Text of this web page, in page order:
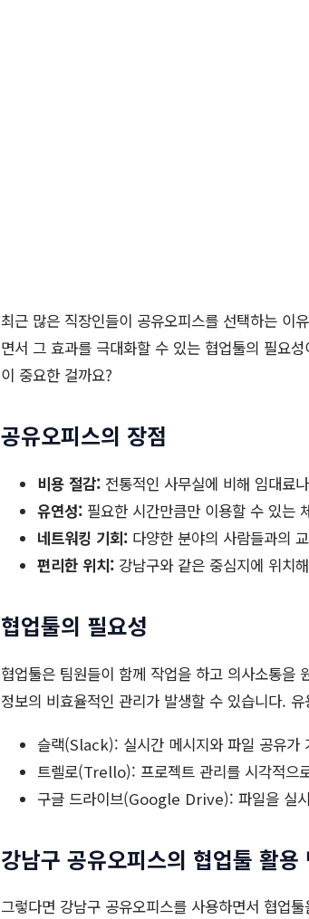
최근 많은 직장인들이 공유오피스를 선택하는 이
면서 그 효과를 극대화할 수 있는 협업툴의 필요
이 중요한 걸까요?
공유오피스의 장점
비용 절감: 전통적인 사무실에 비해 임대료
유연성: 필요한 시간만큼만 이용할 수 있는
네트워킹 기회: 다양한 분야의 사람들과의
편리한 위치: 강남구와 같은 중심지에 위치
협업툴의 필요성
협업툴은 팀원들이 함께 작업을 하고 의사소통을
정보의 비효율적인 관리가 발생할 수 있습니다.
슬랙(Slack): 실시간 메시지와 파일 공유가
트렐로(Trello): 프로젝트 관리를 시각적으
구글 드라이브(Google Drive): 파일을 실
강남구 공유오피스의 협업툴 활용
그렇다면 강남구 공유오피스를 사용하면서 협업